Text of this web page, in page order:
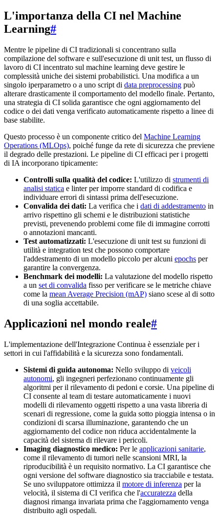
L'importanza della CI nel Machine
Learning#
Mentre le pipeline di CI tradizionali si concentrano sulla
compilazione del software e sull'esecuzione di unit test, un flusso di
lavoro di CI incentrato sul machine learning deve gestire le
complessità uniche dei sistemi probabilistici. Una modifica a un
singolo iperparametro o a uno script di data preprocessing può
alterare drasticamente il comportamento del modello finale. Pertanto,
una strategia di CI solida garantisce che ogni aggiornamento del
codice o dei dati venga verificato automaticamente rispetto a linee di
base stabilite.
Questo processo è un componente critico del Machine Learning
Operations (MLOps), poiché funge da rete di sicurezza che previene
il degrado delle prestazioni. Le pipeline di CI efficaci per i progetti
di IA incorporano tipicamente:
Controlli sulla qualità del codice: L'utilizzo di strumenti di
analisi statica e linter per imporre standard di codifica e
individuare errori di sintassi prima dell'esecuzione.
Convalida dei dati: La verifica che i dati di addestramento in
arrivo rispettino gli schemi e le distribuzioni statistiche
previsti, prevenendo problemi come file di immagine corrotti
o annotazioni mancanti.
Test automatizzati: L'esecuzione di unit test su funzioni di
utilità e integration test che possono comportare
l'addestramento di un modello piccolo per alcuni epochs per
garantire la convergenza.
Benchmark dei modelli: La valutazione del modello rispetto
a un set di convalida fisso per verificare se le metriche chiave
come la mean Average Precision (mAP) siano scese al di sotto
di una soglia accettabile.
Applicazioni nel mondo reale#
L'implementazione dell'Integrazione Continua è essenziale per i
settori in cui l'affidabilità e la sicurezza sono fondamentali.
Sistemi di guida autonoma: Nello sviluppo di veicoli
autonomi, gli ingegneri perfezionano continuamente gli
algoritmi per il rilevamento di pedoni e corsie. Una pipeline di
CI consente al team di testare automaticamente i nuovi
modelli di rilevamento oggetti rispetto a una vasta libreria di
scenari di regressione, come la guida sotto pioggia intensa o in
condizioni di scarsa illuminazione, garantendo che un
aggiornamento del codice non riduca accidentalmente la
capacità del sistema di rilevare i pericoli.
Imaging diagnostico medico: Per le applicazioni sanitarie,
come il rilevamento di tumori nelle scansioni MRI, la
riproducibilità è un requisito normativo. La CI garantisce che
ogni versione del software diagnostico sia tracciabile e testata.
Se uno sviluppatore ottimizza il motore di inferenza per la
velocità, il sistema di CI verifica che l'accuratezza della
diagnosi rimanga invariata prima che l'aggiornamento venga
distribuito agli ospedali.